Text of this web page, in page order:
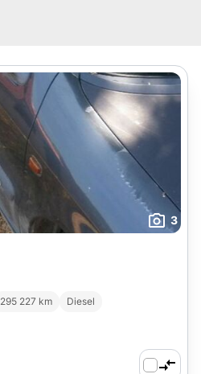
3
295 227 km
Diesel